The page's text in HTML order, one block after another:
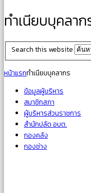
ทำเนียบบุคลาก
Search this website
หน้าแรกทำเนียบบุคลากร
ข้อมูลผู้บริหาร
สมาชิกสภา
ผู้บริหารส่วนราชการ
สำนักปลัด อบต.
กองคลัง
กองช่าง